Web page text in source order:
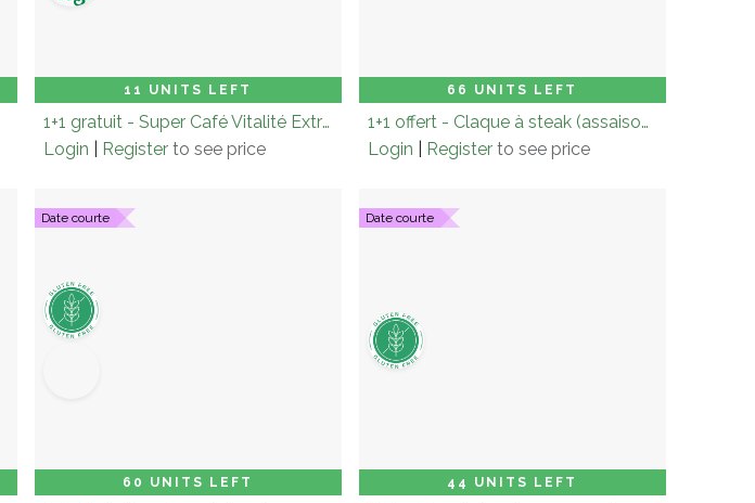
11 UNITS LEFT
Carton (× 6.0) Add to Cart
1+1 gratuit - Super Café Vitalité Extrême - 200g
Login
Register to see price
66 UNITS LEFT
Carton (× 6.0) Add to Cart
1+1 offert - Claque à steak (assaisonnement pour grillades) - 160 g
Login
Register to see price
Date courte
60 UNITS LEFT
Carton (× 12.0) Add to Cart
Date courte
44 UNITS LEFT
Carton (× 12.0) Add to Cart